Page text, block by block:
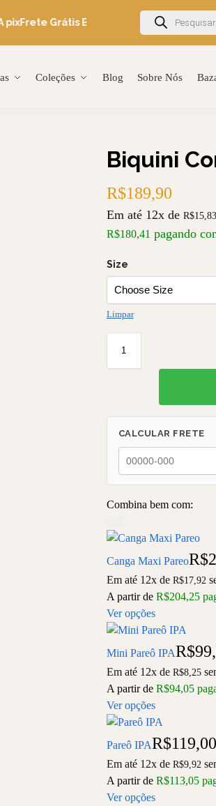
Frete Grátis Brasil acima de R$600
Coleções Blog Sobre Nós
Biquini
R$189,90
Em até 12x de R$15,83
R$180,41 pagando
Size
Limpar
CALCULAR FRETE
Combina bem com:
Canga Maxi PareoR$
Em até 12x de R$17,92
A partir de R$204,25
Ver opções
Mini Pareô IPAR$
Em até 12x de R$8,25
A partir de R$94,05
Ver opções
Pareô IPAR$119,00
Em até 12x de R$9,92
A partir de R$113,05
Ver opções